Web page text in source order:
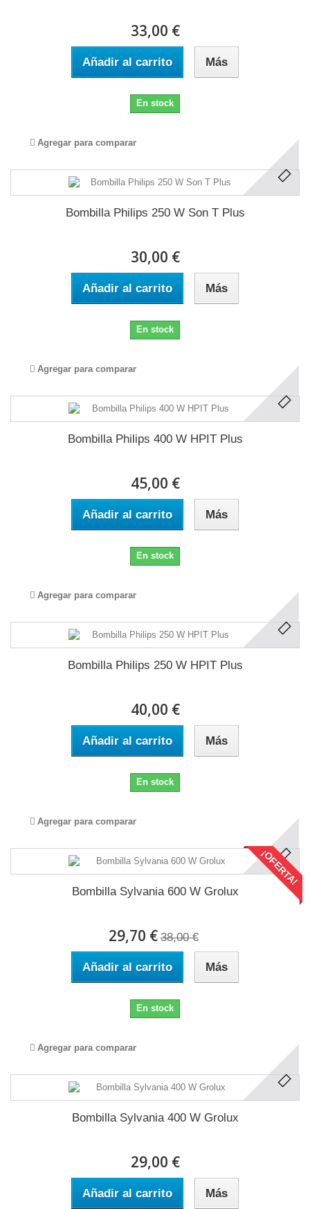
33,00 €
Añadir al carrito Más
En stock
Agregar para comparar
Bombilla Philips 250 W Son T Plus
30,00 €
Añadir al carrito Más
En stock
Agregar para comparar
Bombilla Philips 400 W HPIT Plus
45,00 €
Añadir al carrito Más
En stock
Agregar para comparar
Bombilla Philips 250 W HPIT Plus
40,00 €
Añadir al carrito Más
En stock
Agregar para comparar
¡OFERTA!
Bombilla Sylvania 600 W Grolux
29,70 € 38,00 €
Añadir al carrito Más
En stock
Agregar para comparar
Bombilla Sylvania 400 W Grolux
29,00 €
Añadir al carrito Más